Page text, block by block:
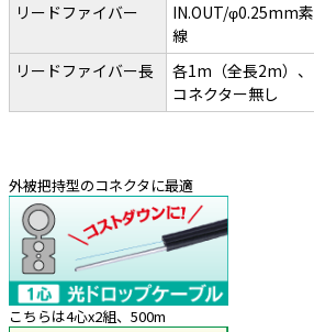
リードファイバー
IN.OUT/φ0.25mm素
線
リードファイバー長
各1m（全長2m）、
コネクター無し
外被把持型のコネクタに最適
こちらは4心x2組、500m